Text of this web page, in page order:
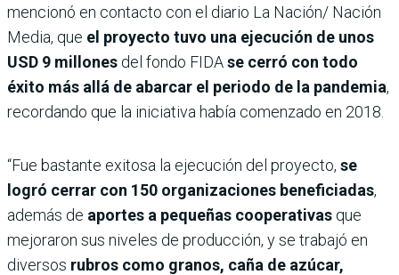
mencionó en contacto con el diario La Nación/ Nación
Media, que el proyecto tuvo una ejecución de unos
USD 9 millones del fondo FIDAse cerró con todo
éxito más allá de abarcar el periodo de la pandemia,
recordando que la iniciativa había comenzado en 2018.
“Fue bastante exitosa la ejecución del proyecto, se
logró cerrar con 150 organizaciones beneficiadas,
además de aportes a pequeñas cooperativas que
mejoraron sus niveles de producción, y se trabajó en
diversos rubros como granos, caña de azúcar,